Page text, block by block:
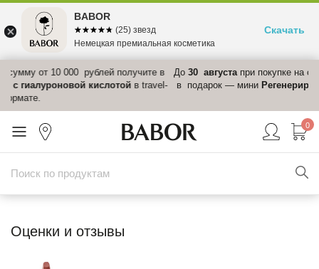
До30 августа при покупке на сумму от15 000 рублейполучите
в подарок — миниРегенерирующий крем, стоимостью 6 220 ₽
0
Оценки и отзывы
BABOR
☆☆☆☆☆
★★★★★ (25) звезд
Немецкая премиальная косметика
Скачать